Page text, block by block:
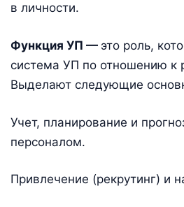
в личности.
Функция УП — это роль,
система УП по отношению к
Выделают следующие
Учет, планирование и
персоналом.
Привлечение (рекрутинг) и